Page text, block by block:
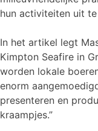
hun activiteiten uit te
In het artikel legt
Kimpton Seafire in
worden lokale
enorm
presenteren en
kraampjes.”